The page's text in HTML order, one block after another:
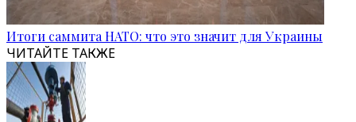
Итоги саммита НАТО: что это значит для Украины
ЧИТАЙТЕ ТАКЖЕ